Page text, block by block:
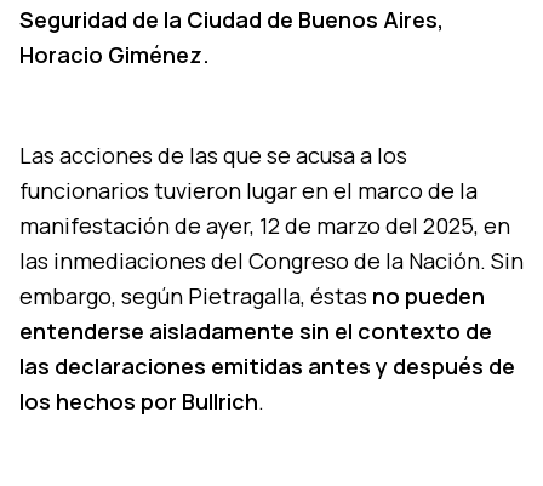
Seguridad de la Ciudad de Buenos Aires,
Horacio Giménez.
Las acciones de las que se acusa a los
funcionarios tuvieron lugar en el marco de la
manifestación de ayer, 12 de marzo del 2025, en
las inmediaciones del Congreso de la Nación. Sin
embargo, según Pietragalla, éstas no pueden
entenderse aisladamente sin el contexto de
las declaraciones emitidas antes y después de
los hechos por Bullrich.